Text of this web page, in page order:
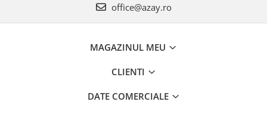
office@azay.ro
MAGAZINUL MEU
CLIENTI
DATE COMERCIALE